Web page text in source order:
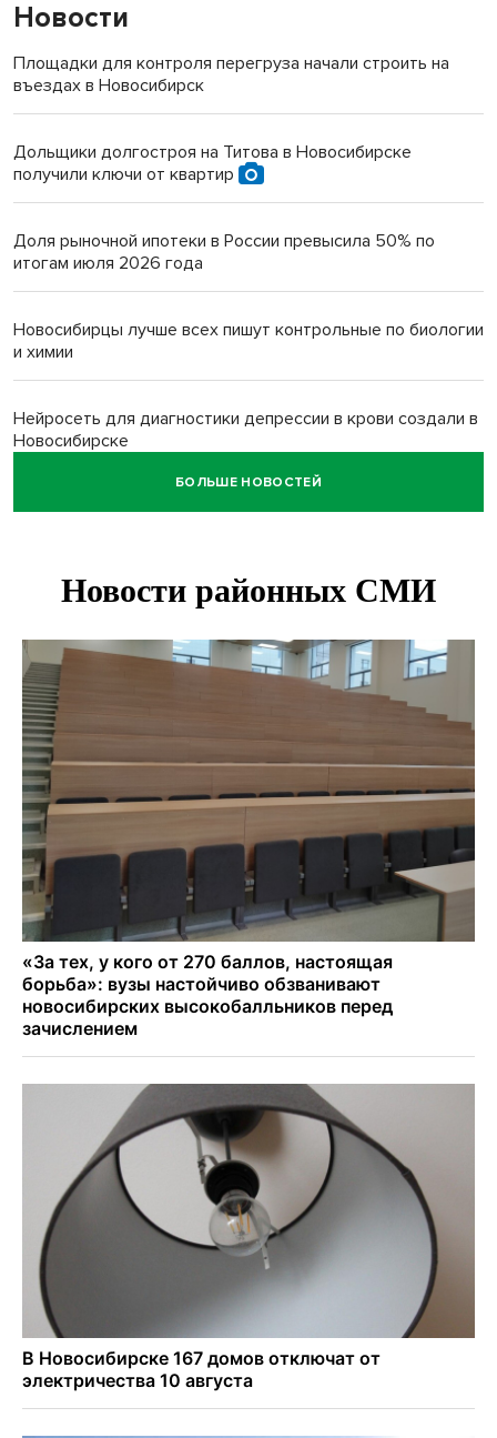
Новости
Площадки для контроля перегруза начали строить на
въездах в Новосибирск
Дольщики долгостроя на Титова в Новосибирске
получили ключи от квартир
Доля рыночной ипотеки в России превысила 50% по
итогам июля 2026 года
Новосибирцы лучше всех пишут контрольные по биологии
и химии
Нейросеть для диагностики депрессии в крови создали в
Новосибирске
Двум бойцам СВО после минно-взрывной травмы
Персидский ковер «108 шахов» впервые вывезли из музея
Актриса из Новосибирска Евгения Туркова сыграла мать
в сериале «Малой»
Трех туберкулезников под конвоем доставили в
больницу Новосибирской области
БОЛЬШЕ НОВОСТЕЙ